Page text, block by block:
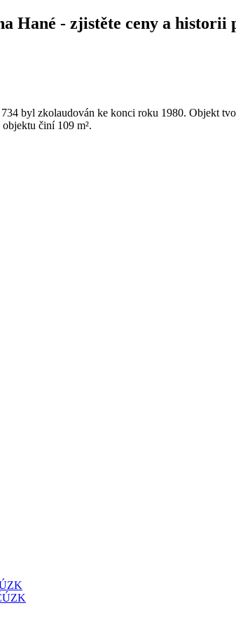
Hané - zjistěte ceny a historii
byl zkolaudován ke konci roku 1980. Objekt
činí 109 m².